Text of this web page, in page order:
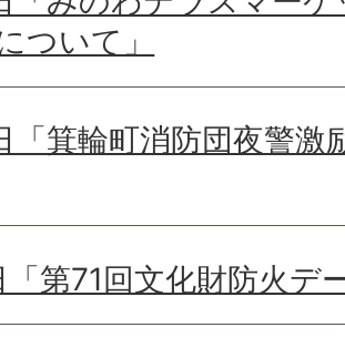
ついて」
「箕輪町消防団夜警激
「第71回文化財防火デ